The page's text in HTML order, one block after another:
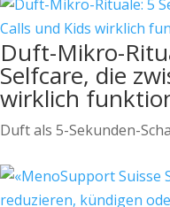
Duft-Mikro-
Selfcare, die
wirklich
Duft als 5-Sekunden-